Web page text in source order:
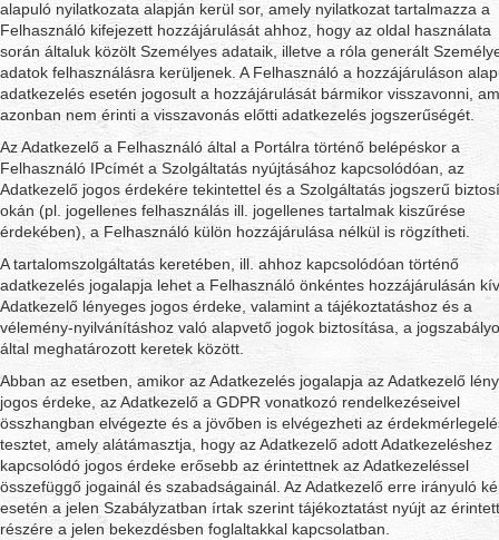
alapuló nyilatkozata alapján kerül sor, amely nyilatkozat tartalmazza a
Felhasználó kifejezett hozzájárulását ahhoz, hogy az oldal használata
során általuk közölt Személyes adataik, illetve a róla generált
adatok felhasználásra kerüljenek. A Felhasználó a hozzájáruláson
adatkezelés esetén jogosult a hozzájárulását bármikor visszavonni,
azonban nem érinti a visszavonás előtti adatkezelés jogszerűségét.
Az Adatkezelő a Felhasználó által a Portálra történő belépéskor a
Felhasználó IPcímét a Szolgáltatás nyújtásához kapcsolódóan, az
Adatkezelő jogos érdekére tekintettel és a Szolgáltatás jogszerű
okán (pl. jogellenes felhasználás ill. jogellenes tartalmak kiszűrése
érdekében), a Felhasználó külön hozzájárulása nélkül is rögzítheti.
A tartalomszolgáltatás keretében, ill. ahhoz kapcsolódóan történő
adatkezelés jogalapja lehet a Felhasználó önkéntes hozzájárulásán
Adatkezelő lényeges jogos érdeke, valamint a tájékoztatáshoz és a
vélemény-nyilvánításhoz való alapvető jogok biztosítása, a
által meghatározott keretek között.
Abban az esetben, amikor az Adatkezelés jogalapja az Adatkezelő
jogos érdeke, az Adatkezelő a GDPR vonatkozó rendelkezéseivel
összhangban elvégezte és a jövőben is elvégezheti az
tesztet, amely alátámasztja, hogy az Adatkezelő adott Adatkezeléshez
kapcsolódó jogos érdeke erősebb az érintettnek az Adatkezeléssel
összefüggő jogainál és szabadságainál. Az Adatkezelő erre irányuló
esetén a jelen Szabályzatban írtak szerint tájékoztatást nyújt az érintett
részére a jelen bekezdésben foglaltakkal kapcsolatban.